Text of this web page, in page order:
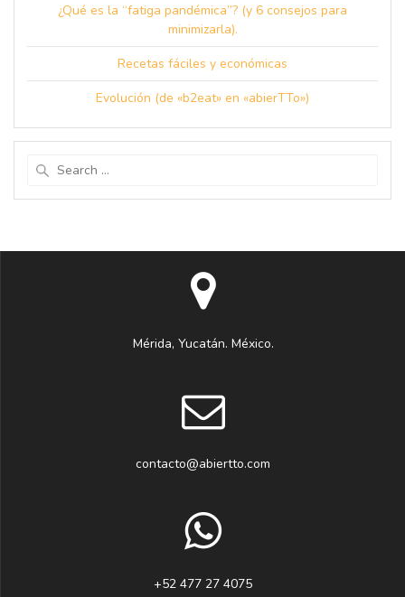
¿Qué es la “fatiga pandémica”? (y 6 consejos para
minimizarla).
Recetas fáciles y económicas
Evolución (de «b2eat» en «abierTTo»)
Mérida, Yucatán. México.
contacto@abiertto.com
+52 477 27 4075